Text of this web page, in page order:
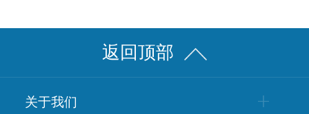
返回顶部
关于我们